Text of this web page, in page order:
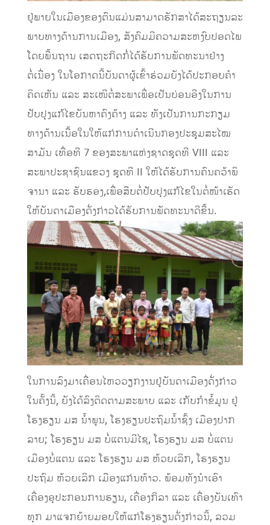
ຢູ່ພາຍໃນເມືອງຂອງຕົນແມ່ນສາມາດຮັກສາໄດ້ສະຖຽນລະ
ພາບທາງດ້ານການເມືອງ, ສັງຄົມມີຄວາມສະຫງົບປອດໄພ
ໂດຍພື້ນຖານ ເສດຖະກິດກໍ່ໄດ້ຮັບການພັດທະນາຢ່າງ
ຕໍ່ເນື່ອງ ໃນໂອກາດນີ້ບັນດາຜູ້ເຂົ້າຮ່ວມຍັງໄດ້ປະກອບຄຳ
ຄິດເຫັນ ແລະ ສະເໜີຕໍ່ສະພາເພື່ອເປັນບ່ອນອີງໃນການ
ປັບປຸງແກ້ໄຂບັນຫາຄົງຄ້າງ ແລະ ທັງເປັນການກະກຽມ
ທາງດ້ານເນື້ອໃນໃຫ້ແກ່ການດໍາເນີນກອງປະຊຸມສະໄໝ
ສາມັນ ເທື່ອທີ 7 ຂອງສະພາແຫ່ງຊາດຊຸດທີ VIII ແລະ
ສະພາປະຊາຊົນແຂວງ ຊຸດທີ II ໃຫ້ໄດ້ຮັບການຄົນຄວ້າພິ
ຈານາ ແລະ ຮັບຮອງ,ເພື່ອສືບຕໍ່ປັບປຸງແກ້ໄຂໃນຕໍ່ໜ້າເຮັດ
ໃຫ້ບັນດາເມືອງດັ່ງກ່າວໄດ້ຮັບການພັດທະນາດີຂື້ນ.
ໃນການລົງມາເຄື່ອນໄຫວວຽກງານຢູ່ບັນດາເມືອງດັ່ງກ່າວ
ໃນຄັ້ງນີ້, ຍັງໄດ້ລົງຕິດຕາມສະພາບ ແລະ ເກັບກໍາຂໍ້ມູນ ຢູ່
ໂຮງຮຽນ ມສ ນໍ້າພູນ, ໂຮງຮຽນປະຖົມນໍ້າຊົ້ງ ເມືອງປາກ
ລາຍ; ໂຮງຮຽນ ມສ ບໍ່ແຕນມີໄຊ, ໂຮງຮຽນ ມສ ບໍ່ແຕນ
ເມືອງບໍ່ແຕນ ແລະ ໂຮງຮຽນ ມສ ຫ້ວຍເລິກ, ໂຮງຮຽນ
ປະຖົມ ຫ້ວຍເລິກ ເມືອງແກ່ນທ້າວ. ພ້ອມທັງນໍາເອົາ
ເຄື່ອງອຸປະກອນການຮຽນ, ເຄື່ອງກິລາ ແລະ ເຄື່ອງບັນເທົາ
ທຸກ ມາແຈກຍ້າຍມອບໃຫ້ແກ່ໂຮງຮຽນດັ່ງກ່າວນີ້, ລວມ